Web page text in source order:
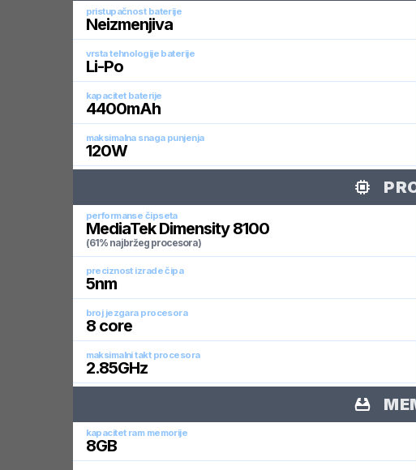
pristupačnost baterije
Neizmenjiva
vrsta tehnologije baterije
Li-Po
kapacitet baterije
4400mAh
maksimalna snaga punjenja
120W
performanse čipseta
MediaTek Dimensity 8100
(61% najbržeg procesora)
preciznost izrade čipa
5nm
broj jezgara procesora
8core
maksimalni takt procesora
2.85GHz
kapacitet ram memorije
8GB